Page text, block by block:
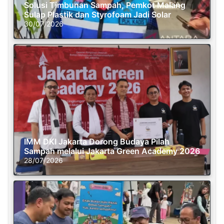
Solusi Timbunan Sampah, Pemkot Malang
Sulap Plastik dan Styrofoam Jadi Solar
30/07/2026
IMM DKI Jakarta Dorong Budaya Pilah
Sampah melalui Jakarta Green Academy 2026
28/07/2026